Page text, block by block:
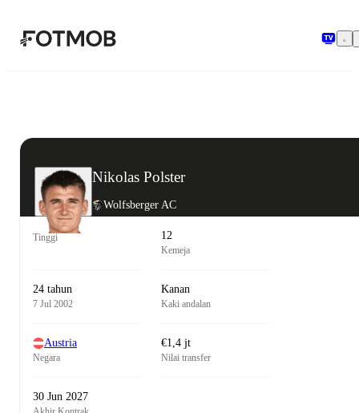
Nikolas Polster
Wolfsberger AC
Tinggi 12
Kemeja
24 tahun
7 Jul 2002
Kanan
Kaki andalan
Austria
Negara
€1,4 jt
Nilai transfer
30 Jun 2027